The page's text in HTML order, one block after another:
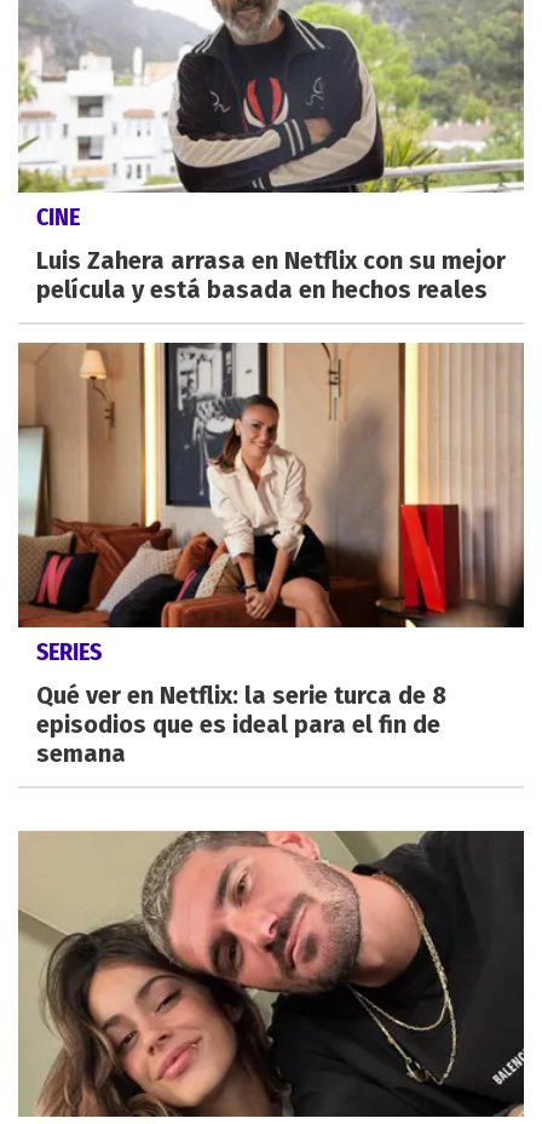
CINE
Luis Zahera arrasa en Netflix con su mejor
película y está basada en hechos reales
SERIES
Qué ver en Netflix: la serie turca de 8
episodios que es ideal para el fin de
semana